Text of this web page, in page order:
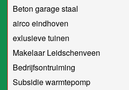
Beton garage staal
airco eindhoven
exlusieve tuinen
Makelaar Leidschenveen
Bedrijfsontruiming
Subsidie warmtepomp